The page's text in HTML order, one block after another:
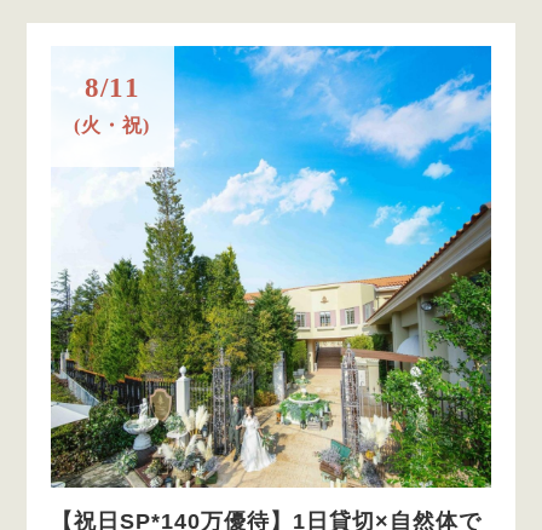
8/11
(火・祝)
【祝日SP*140万優待】1日貸切×自然体で